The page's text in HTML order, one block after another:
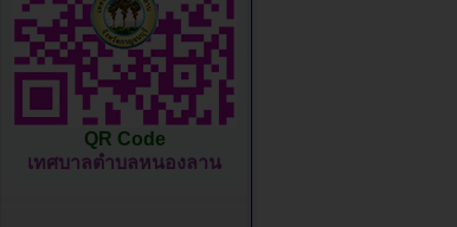
QR Code
เทศบาลตำบลหนองลาน